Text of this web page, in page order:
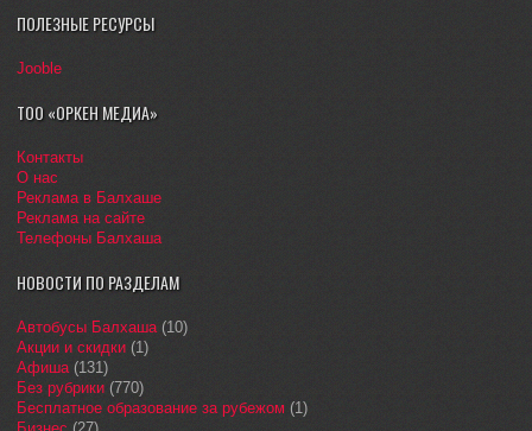
ПОЛЕЗНЫЕ РЕСУРСЫ
Jooble
ТОО «ОРКЕН МЕДИА»
Контакты
О нас
Реклама в Балхаше
Реклама на сайте
Телефоны Балхаша
НОВОСТИ ПО РАЗДЕЛАМ
Автобусы Балхаша(10)
Акции и скидки (1)
Афиша(131)
Без рубрики (770)
Бесплатное образование за рубежом (1)